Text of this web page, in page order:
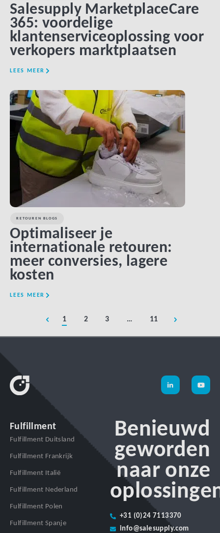
Salesupply MarketplaceCare
365: voordelige
klantenserviceoplossing voor
verkopers marktplaatsen
LEES MEER
RETOUREN BLOGS
Optimaliseer je
internationale retouren:
meer conversies, lagere
kosten
LEES MEER
LINK BTN
1 2 3 … 11
Fulfillment
Fulfillment Duitsland
Fulfillment Frankrijk
Fulfillment Italië
Fulfillment Nederland
Fulfillment Polen
Fulfillment Spanje
Benieuwd
geworden
naar onze
+31 (0)24 7113370
info@salesupply.com